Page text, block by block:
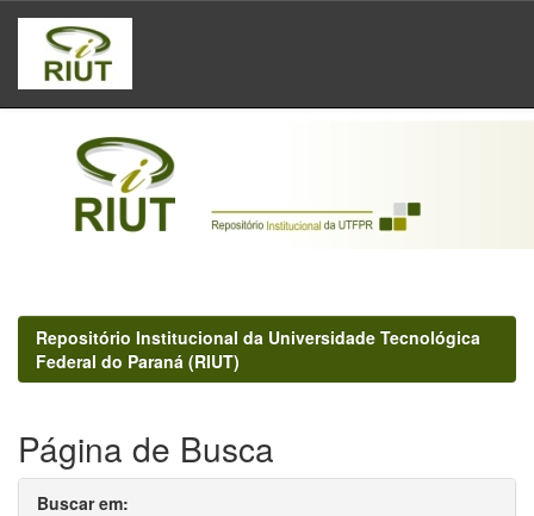
Skip
navigation
Repositório Institucional da Universidade Tecnológica
Federal do Paraná (RIUT)
Página de Busca
Buscar em: